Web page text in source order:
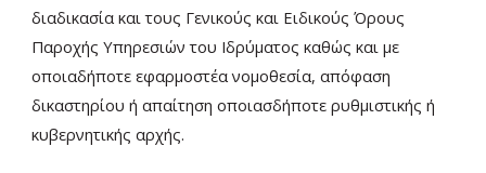
διαδικασία και τους Γενικούς και Ειδικούς Όρους
Παροχής Υπηρεσιών του Ιδρύματος καθώς και με
οποιαδήποτε εφαρμοστέα νομοθεσία, απόφαση
δικαστηρίου ή απαίτηση οποιασδήποτε ρυθμιστικής ή
κυβερνητικής αρχής.